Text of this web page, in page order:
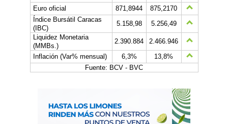
Euro oficial
871,8944
875,2170
Índice Bursátil Caracas
(IBC)
5.158,98
5.256,49
Liquidez Monetaria
(MMBs.)
2.390.884
2.466.946
Inflación (Var% mensual)
6,3%
13,8%
Fuente: BCV - BVC